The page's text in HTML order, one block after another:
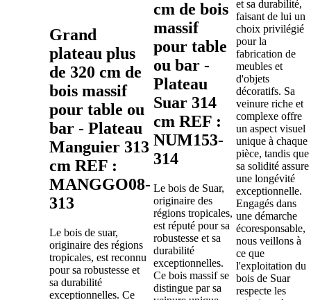
Grand
plateau plus
de 320 cm de
bois massif
pour table ou
bar - Plateau
Manguier 313
cm REF :
MANGGO08-
313
Le bois de suar,
originaire des régions
tropicales, est reconnu
pour sa robustesse et
sa durabilité
exceptionnelles. Ce
cm de bois
massif
pour table
ou bar -
Plateau
Suar 314
cm REF :
NUM153-
314
Le bois de Suar,
originaire des
régions tropicales,
est réputé pour sa
robustesse et sa
durabilité
exceptionnelles.
Ce bois massif se
distingue par sa
et sa durabilité,
faisant de lui un
choix privilégié
pour la
fabrication de
meubles et
d'objets
décoratifs. Sa
veinure riche et
complexe offre
un aspect visuel
unique à chaque
pièce, tandis que
sa solidité assure
une longévité
exceptionnelle.
Engagés dans
une démarche
écoresponsable,
nous veillons à
ce que
l'exploitation du
bois de Suar
respecte les